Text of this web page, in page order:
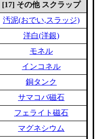
[17] その他 スクラップ
汚泥(おでい,スラッジ)
洋白(洋銀)
モネル
インコネル
銅タンク
サマコバ磁石
フェライト磁石
マグネシウム